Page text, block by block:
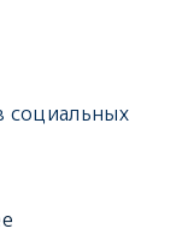
социальных